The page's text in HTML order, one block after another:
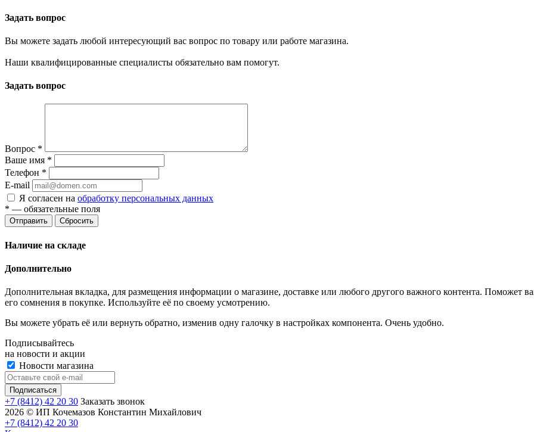
Задать вопрос
Вы можете задать любой интересующий вас вопрос по товару или работе магазина.
Наши квалифицированные специалисты обязательно вам помогут.
Задать вопрос
Вопрос *
Ваше имя *
Телефон *
E-mail
Я согласен на обработку персональных данных
* — обязательные поля
Отправить Сбросить
Наличие на складе
Дополнительно
Дополнительная вкладка, для размещения информации о магазине, доставке или любого другого важного контента. Поможет
его сомнения в покупке. Используйте её по своему усмотрению.
Вы можете убрать её или вернуть обратно, изменив одну галочку в настройках компонента. Очень удобно.
Подписывайтесь
на новости и акции
Новости магазина
+7 (8412) 42 20 30 Заказать звонок
2026 © ИП Кочемазов Константин Михайлович
+7 (8412) 42 20 30